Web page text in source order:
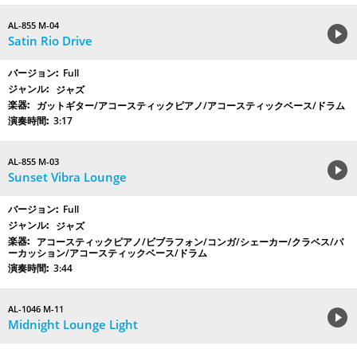
AL-855 M-04
Satin Rio Drive
Full
ジャズ
ガットギター/アコースティックピアノ/アコースティックベース/ドラム
3:17
AL-855 M-03
Sunset Vibra Lounge
Full
ジャズ
アコースティックピアノ/ビブラフォン/コンガ/シェーカー/クラベス/パ
ーカッション/アコースティックベース/ドラム
3:44
AL-1046 M-11
Midnight Lounge Light